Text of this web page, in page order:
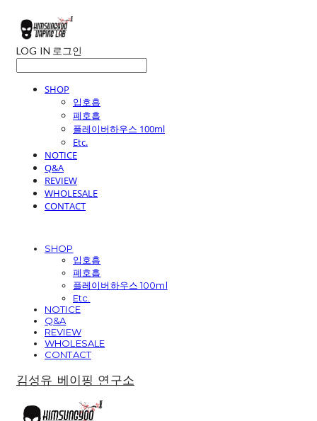
LOG IN 로그인
SHOP
입호흡
폐호흡
플레이버하우스 100ml
Etc.
NOTICE
Q&A
REVIEW
WHOLESALE
CONTACT
SHOP
입호흡
폐호흡
플레이버하우스 100ml
Etc.
NOTICE
Q&A
REVIEW
WHOLESALE
CONTACT
김성유 베이핑 연구소